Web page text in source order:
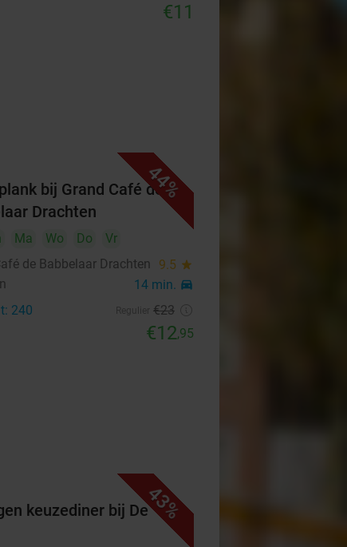
€11
44%
bij Grand Café de
Drachten
Ma Wo Do
Vr
de Babbelaar Drachten
9.5 star
14 min. directions_car
240 €23
€12,95
43%
keuzediner bij De